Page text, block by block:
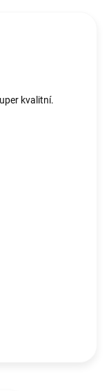
kvalitní.